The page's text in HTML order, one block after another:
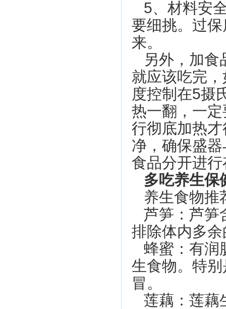
5、材料安
要细挑。过
来。
另外，加食
就应该吃完
度控制在5摄
热一翻，一
行彻底加热
净，确保盛
食品分开进
多吃养生保
养生食物推
芦笋：芦笋
排除体内多
蜂蜜：有润
生食物。特
冒。
莲藕：莲藕